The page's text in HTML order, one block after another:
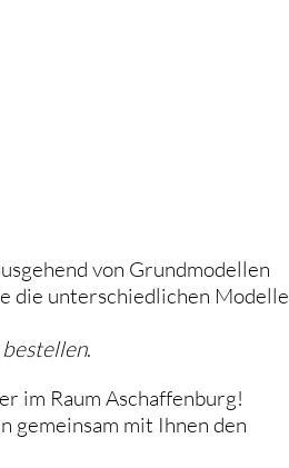
von Grundmodellen
die unterschiedlichen Modelle
.
im Raum Aschaffenburg!
gemeinsam mit Ihnen den